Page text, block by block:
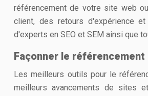
référencement de votre site web
client, des retours d'expérience
d'experts en SEO et SEM ainsi que
Façonner le référencement
Les meilleurs outils pour le
meilleurs avancements de sites